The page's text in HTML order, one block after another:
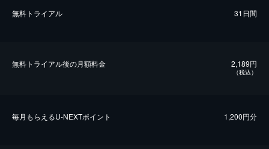
無料トライアル 31日間
無料トライアル後の⽉額料金 2,189円
（税込）
毎⽉もらえるU-NEXTポイント 1,200円分